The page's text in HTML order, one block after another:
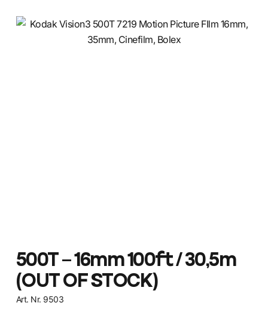
500T – 16mm 100ft / 30,5m
(OUT OF STOCK)
Art. Nr. 9503